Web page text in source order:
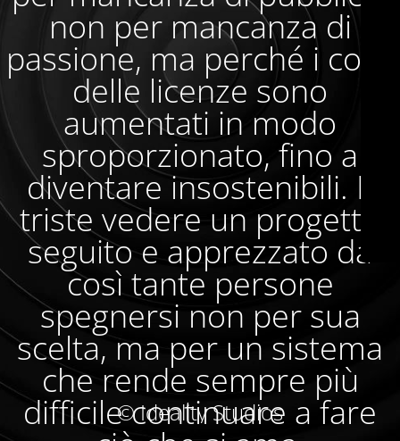
non per mancanza di
passione, ma perché i costi
delle licenze sono
aumentati in modo
sproporzionato, fino a
diventare insostenibili. È
triste vedere un progetto
seguito e apprezzato da
così tante persone
spegnersi non per sua
scelta, ma per un sistema
che rende sempre più
difficile continuare a fare
© Ideality Studios